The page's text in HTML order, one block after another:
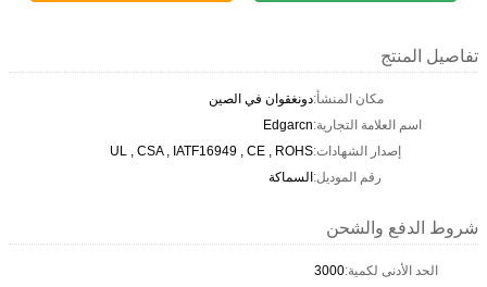
تفاصيل المنتج
مكان المنشأ:دونغقوان في الصين
اسم العلامة التجارية:Edgarcn
إصدار الشهادات:UL , CSA , IATF16949 , CE , ROHS
رقم الموديل:السماكة
شروط الدفع والشحن
الحد الأدنى لكمية:3000